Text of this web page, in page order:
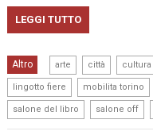
LEGGI TUTTO
Altro arte città cultura
lingotto fiere mobilita torino
salone del libro salone off